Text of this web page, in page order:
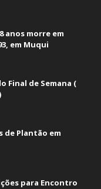
anos morre em
em Muqui
Final de Semana (
de Plantão em
para Encontro